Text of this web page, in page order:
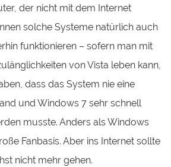
der nicht mit dem Internet
solche Systeme natürlich auch
funktionieren – sofern man mit
von Vista leben kann,
dass das System nie eine
und Windows 7 sehr schnell
musste. Anders als Windows
Fanbasis. Aber ins Internet sollte
nicht mehr gehen.